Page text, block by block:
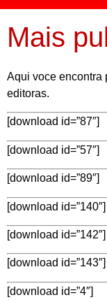
Mais
Aqui voce encontra
editoras.
[download id=”87″]
[download id=”57″]
[download id=”89″]
[download id=”140″]
[download id=”142″]
[download id=”143″]
[download id=”4″]